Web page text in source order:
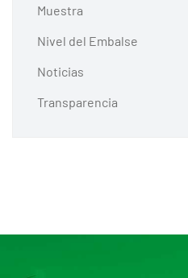
Muestra
Nivel del Embalse
Noticias
Transparencia